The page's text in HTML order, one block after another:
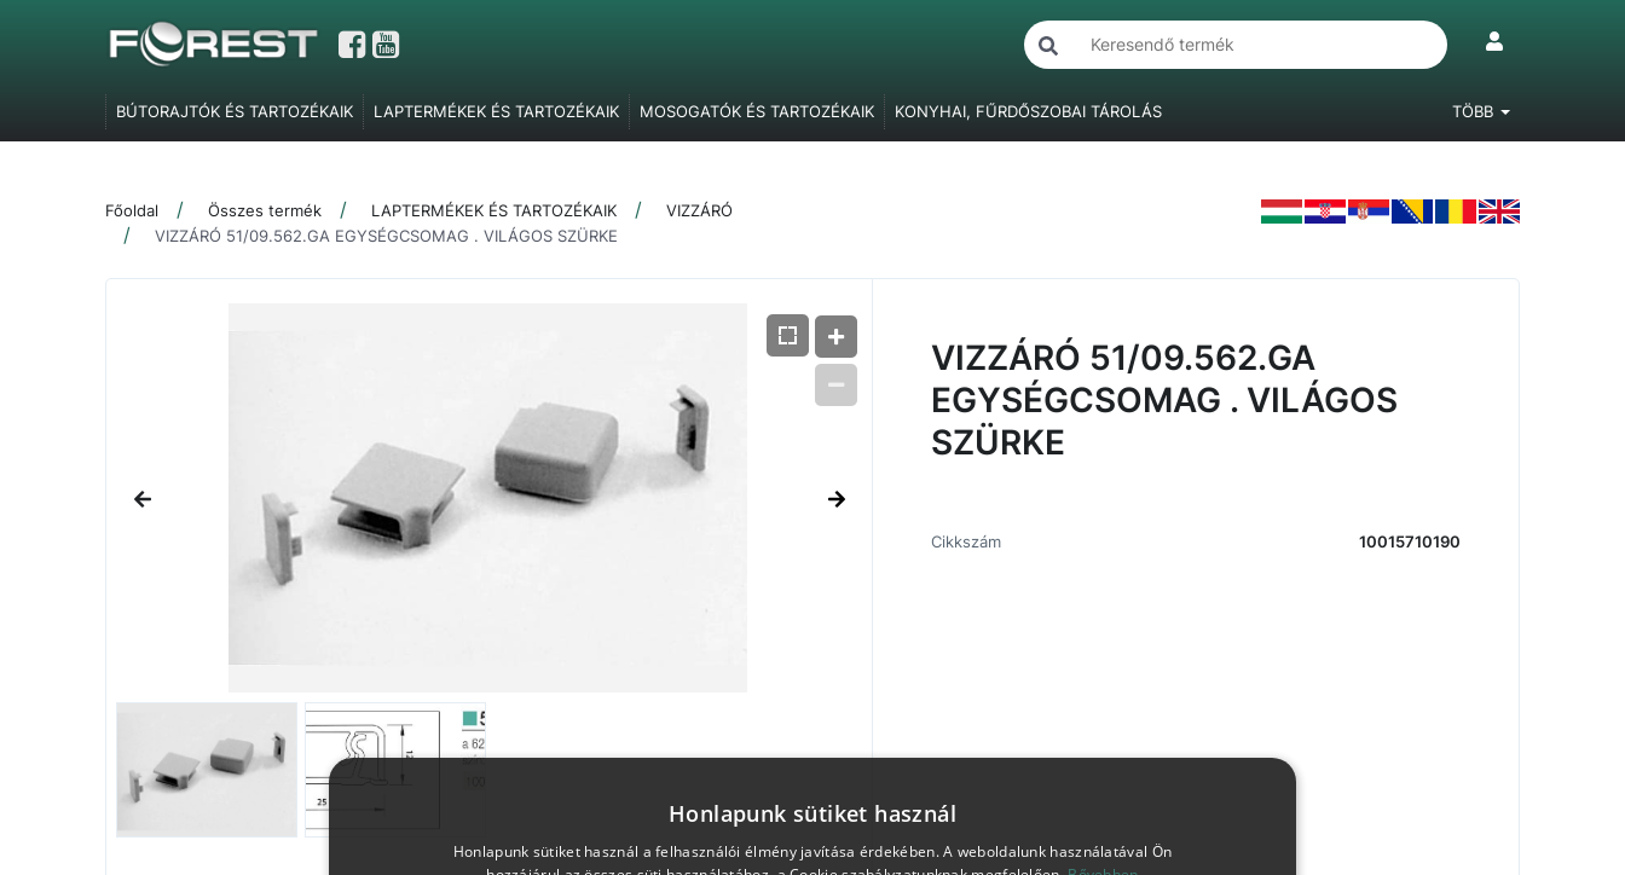
BÚTORAJTÓK ÉS TARTOZÉKAIK LAPTERMÉKEK ÉS TARTOZÉKAIK MOSOGATÓK ÉS TARTOZÉKAIK
KONYHAI, FŰRDŐSZOBAI TÁROLÁS
GARDRÓBELEMEK, POLCTARTÓK ÉS SZOBAI KIEGÉSZÍTŐK
BÚTORVILÁGÍTÁS FOGANTYÚK, FOGASOK BÚTORPÁNTOK
FIÓKRENDSZEREK
SZERELVÉNYEK
IRODABÚTOR TARTOZÉKOK ÉLZÁRÓK RAGASZTÁS, JAVÍTÁS, CSAVARTAKARÓK
TÖBB
Főoldal Összes termék LAPTERMÉKEK ÉS TARTOZÉKAIK
VIZZÁRÓ
VIZZÁRÓ 51/09.562.GA EGYSÉGCSOMAG . VILÁGOS SZÜRKE
VIZZÁRÓ 51/09.562.GA
EGYSÉGCSOMAG . VILÁGOS
SZÜRKE
Cikkszám 10015710190
Honlapunk sütiket használ
Honlapunk sütiket használ a felhasználói élmény javítása érdekében. A weboldalunk használatával Ön